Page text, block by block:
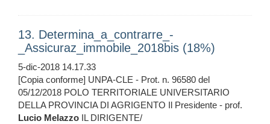
13. Determina_a_contrarre_-
_Assicuraz_immobile_2018bis (18%)
5-dic-2018 14.17.33
[Copia conforme] UNPA-CLE - Prot. n. 96580 del
05/12/2018 POLO TERRITORIALE UNIVERSITARIO
DELLA PROVINCIA DI AGRIGENTO Il Presidente - prof.
Lucio Melazzo IL DIRIGENTE/